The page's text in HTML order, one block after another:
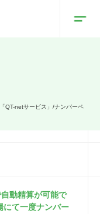
QT-netサービス」 /ナンバーペ
動精算が可能で
にて一度ナンバー